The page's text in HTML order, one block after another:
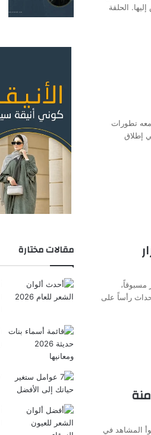
الحلقة
معه تطورات
إطلاق
مسبوقاً،
رأساً على
المشاهد في
مقالات مختارة